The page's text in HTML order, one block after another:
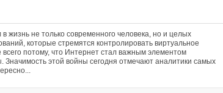
жизнь не только современного человека, но и целых
которые стремятся контролировать виртуальное
потому, что Интернет стал важным элементом
этой войны сегодня отмечают аналитики самых